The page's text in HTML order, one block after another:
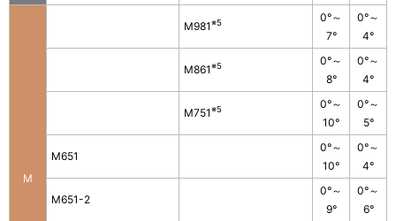
M
M981※5
0°～
7°
0°～
4°
M861※5
0°～
8°
0°～
4°
M751※5
0°～
10°
0°～
5°
M651
0°～
10°
0°～
4°
M651-2
0°～
9°
0°～
6°